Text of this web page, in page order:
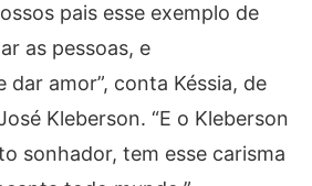
pais esse exemplo de
as pessoas, e
dar amor”, conta Késsia, de
Kleberson. “E o Kleberson
sonhador, tem esse carisma